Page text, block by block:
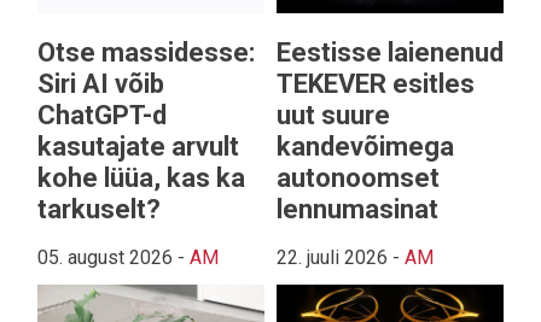
Otse massidesse:
Siri AI võib
ChatGPT-d
kasutajate arvult
kohe lüüa, kas ka
tarkuselt?
05. august 2026 - AM
Eestisse laienenud
TEKEVER esitles
uut suure
kandevõimega
autonoomset
lennumasinat
22. juuli 2026 - AM